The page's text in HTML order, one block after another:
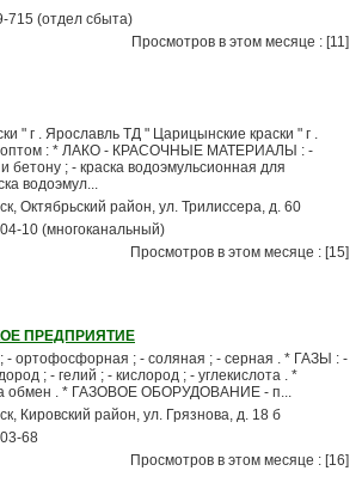
715 (отдел сбыта)
Просмотров в этом месяце : [11]
" г . Ярославль ТД " Царицынские краски " г .
оптом : * ЛАКО - КРАСОЧНЫЕ МАТЕРИАЛЫ : -
бетону ; - краска водоэмульсионная для
водоэмул...
Октябрьский район, ул. Трилиссера, д. 60
10 (многоканальный)
Просмотров в этом месяце : [15]
ПРЕДПРИЯТИЕ
ортофосфорная ; - соляная ; - серная . * ГАЗЫ : -
; - гелий ; - кислород ; - углекислота . *
. * ГАЗОВОЕ ОБОРУДОВАНИЕ - п...
Кировский район, ул. Грязнова, д. 18 б
68
Просмотров в этом месяце : [16]